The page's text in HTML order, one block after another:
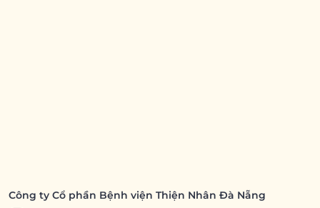
Công ty Cổ phần Bệnh viện Thiện Nhân Đà Nẵng